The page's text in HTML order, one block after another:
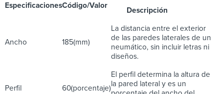
EspecificacionesCódigo/Valor
Descripción
Ancho 185(mm)
La distancia entre el exterior
de las paredes laterales de un
neumático, sin incluir letras ni
diseños.
Perfil 60(porcentaje)
El perfil determina la altura de
la pared lateral y es un